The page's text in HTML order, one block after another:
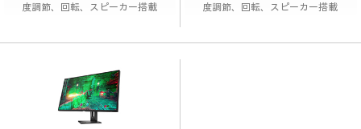
度調節、回転、スピーカー搭載
度調節、回転、スピーカー搭載